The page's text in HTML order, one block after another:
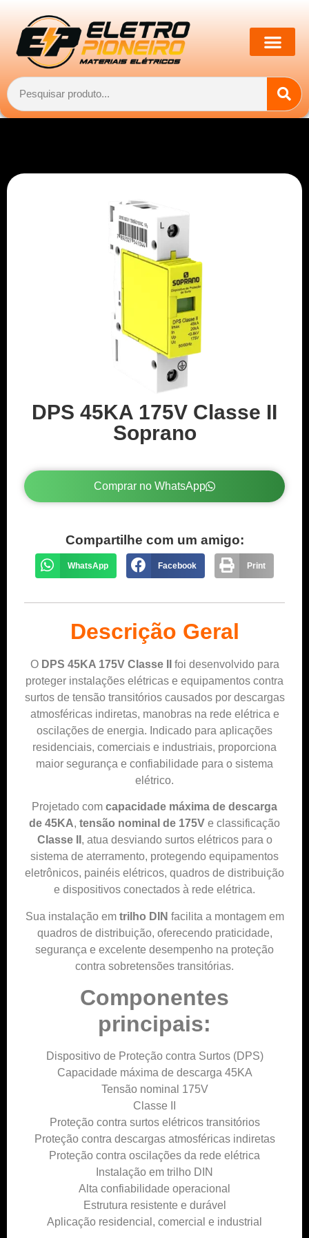
DPS 45KA 175V Classe II
Soprano
Comprar no WhatsApp
Compartilhe com um amigo:
WhatsApp Facebook Print
Descrição Geral
ODPS 45KA 175V Classe II
foi desenvolvido para
proteger instalações elétricas e equipamentos contra
surtos de tensão transitórios causados por descargas
atmosféricas indiretas, manobras na rede elétrica e
oscilações de energia. Indicado para aplicações
residenciais, comerciais e industriais, proporciona
maior segurança e confiabilidade para o sistema
elétrico.
Projetado com capacidade máxima de descarga
de 45KA, tensão nominal de 175V e classificação
Classe II , atua desviando surtos elétricos para o
sistema de aterramento, protegendo equipamentos
eletrônicos, painéis elétricos, quadros de distribuição
e dispositivos conectados à rede elétrica.
Sua instalação em trilho DIN facilita a montagem em
quadros de distribuição, oferecendo praticidade,
segurança e excelente desempenho na proteção
contra sobretensões transitórias.
Componentes
principais:
Dispositivo de Proteção contra Surtos (DPS)
Capacidade máxima de descarga 45KA
Tensão nominal 175V
Classe II
Proteção contra surtos elétricos transitórios
Proteção contra descargas atmosféricas indiretas
Proteção contra oscilações da rede elétrica
Instalação em trilho DIN
Alta confiabilidade operacional
Estrutura resistente e durável
Aplicação residencial, comercial e industrial